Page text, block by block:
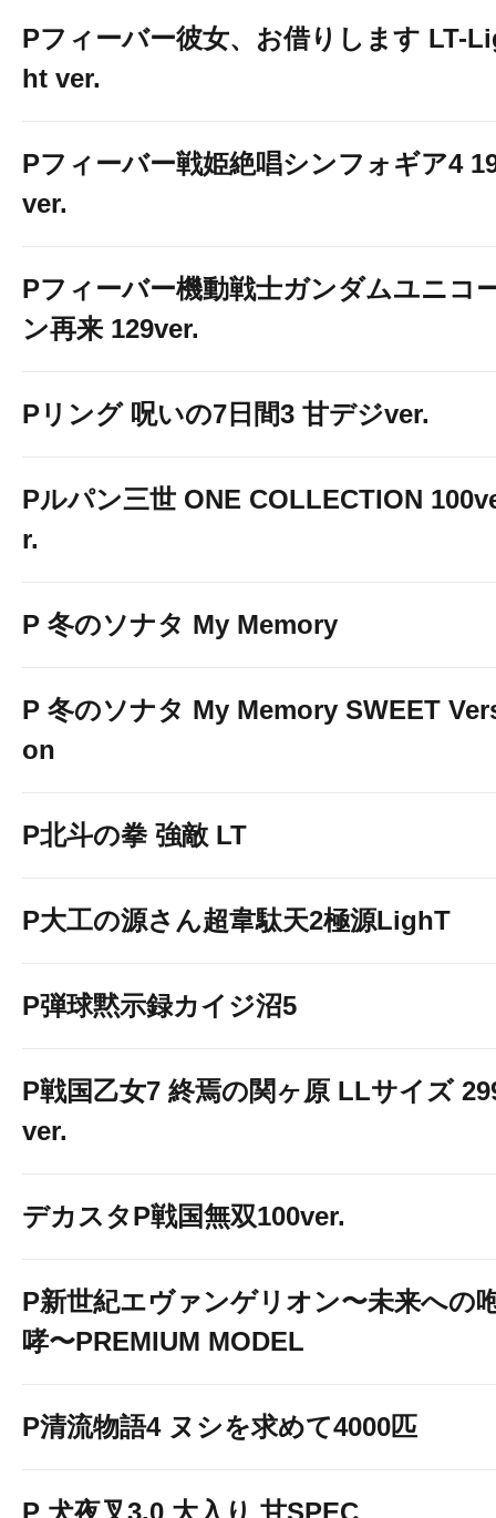
Pフィーバー彼女、お借りします LT-
ht ver.
Pフィーバー戦姫絶唱シンフォギア4
ver.
Pフィーバー機動戦士ガンダムユニコ
ン再来 129ver.
Pリング 呪いの7日間3 甘デジver.
Pルパン三世 ONE COLLECTION
r.
P 冬のソナタ My Memory
P 冬のソナタ My Memory SWEET
on
P北斗の拳 強敵 LT
P大工の源さん超韋駄天2極源LighT
P弾球黙示録カイジ沼5
P戦国乙女7 終焉の関ヶ原 LLサイズ
ver.
デカスタP戦国無双100ver.
P新世紀エヴァンゲリオン〜未来への
哮〜PREMIUM MODEL
P清流物語4 ヌシを求めて4000匹
P 犬夜叉3.0 大入り 甘SPEC